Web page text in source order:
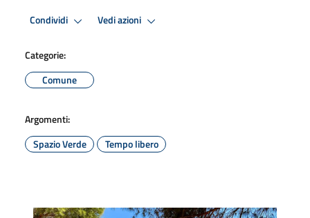
Condividi Vedi azioni
Categorie:
Comune
Argomenti:
Spazio Verde
Tempo libero